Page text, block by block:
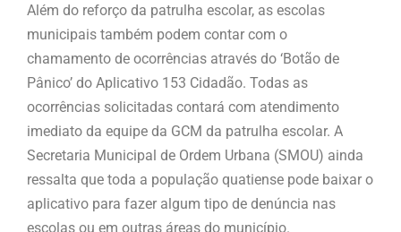
Além do reforço da patrulha escolar, as escolas
municipais também podem contar com o
chamamento de ocorrências através do ‘Botão de
Pânico’ do Aplicativo 153 Cidadão. Todas as
ocorrências solicitadas contará com atendimento
imediato da equipe da GCM da patrulha escolar. A
Secretaria Municipal de Ordem Urbana (SMOU) ainda
ressalta que toda a população quatiense pode baixar o
aplicativo para fazer algum tipo de denúncia nas
escolas ou em outras áreas do município.